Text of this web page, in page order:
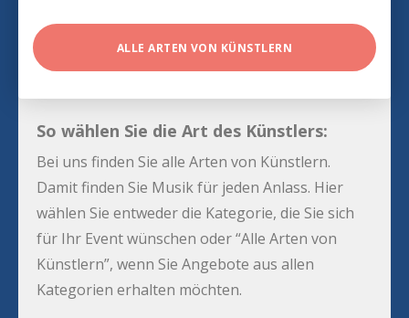
ALLE ARTEN VON KÜNSTLERN
So wählen Sie die Art des Künstlers:
Bei uns finden Sie alle Arten von Künstlern.
Damit finden Sie Musik für jeden Anlass. Hier
wählen Sie entweder die Kategorie, die Sie sich
für Ihr Event wünschen oder “Alle Arten von
Künstlern”, wenn Sie Angebote aus allen
Kategorien erhalten möchten.